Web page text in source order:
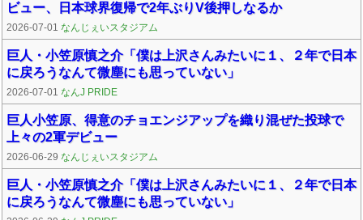
ビュー、日本球界復帰で2年ぶりV後押しなるか
2026-07-01 なんじぇいスタジアム
巨人・小笠原慎之介「僕は上沢さんみたいに１、２年で日本
に戻ろうなんて微塵にも思っていない」
2026-07-01 なんJ PRIDE
巨人小笠原、得意のチョエンジアップを織り混ぜた投球で
上々の2軍デビュー
2026-06-29 なんじぇいスタジアム
巨人・小笠原慎之介「僕は上沢さんみたいに１、２年で日本
に戻ろうなんて微塵にも思っていない」